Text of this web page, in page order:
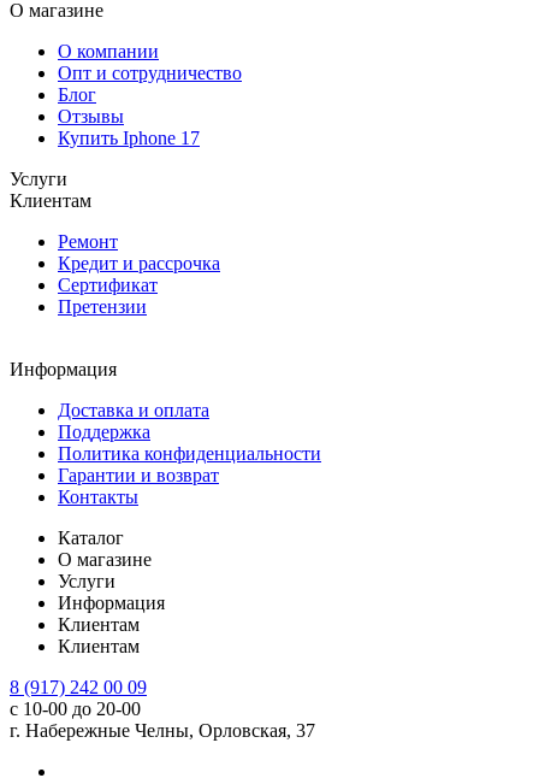
О магазине
О компании
Опт и сотрудничество
Блог
Отзывы
Купить Iphone 17
Услуги
Клиентам
Ремонт
Кредит и рассрочка
Сертификат
Претензии
Информация
Доставка и оплата
Поддержка
Политика конфиденциальности
Гарантии и возврат
Контакты
Каталог
О магазине
Услуги
Информация
Клиентам
Клиентам
8 (917) 242 00 09
с 10-00 до 20-00
г. Набережные Челны, Орловская, 37